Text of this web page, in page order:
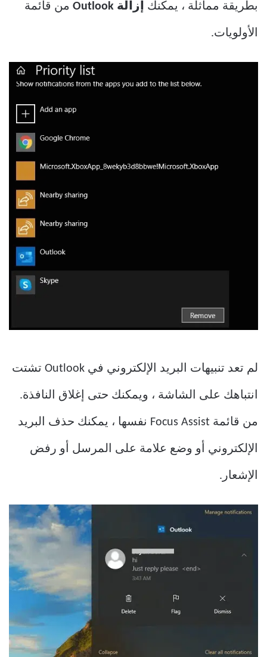
بطريقة مماثلة ، يمكنك إزالة Outlook من قائمة
الأولويات.
لم تعد تنبيهات البريد الإلكتروني في Outlook تشتت
انتباهك على الشاشة ، ويمكنك حتى إغلاق النافذة.
من قائمة Focus Assist نفسها ، يمكنك حذف البريد
الإلكتروني أو وضع علامة على المرسل أو رفض
الإشعار.